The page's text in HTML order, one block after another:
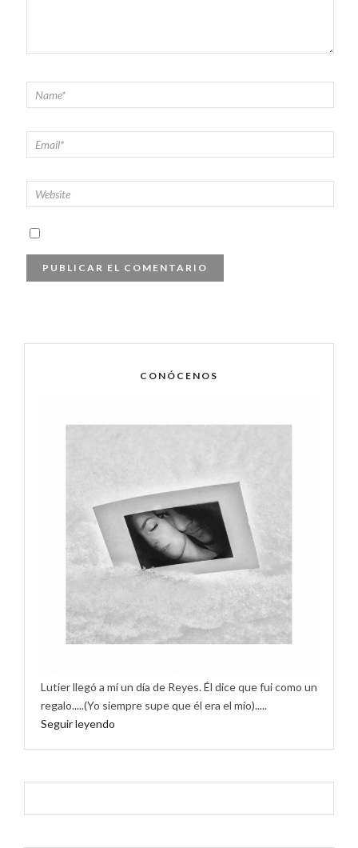
CONÓCENOS
Lutier llegó a mí un día de Reyes. Él dice que fui como un
regalo.....(Yo siempre supe que él era el mío).....
Seguir leyendo